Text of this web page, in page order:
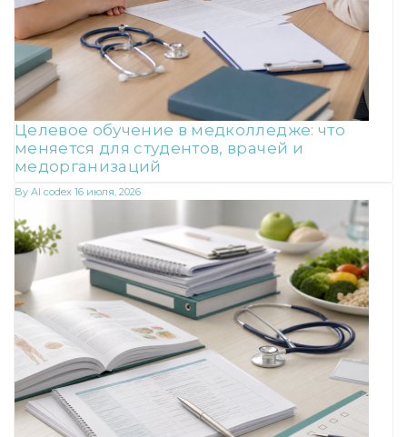
Целевое обучение в медколледже: что
меняется для студентов, врачей и
медорганизаций
By AI codex 16 июля, 2026